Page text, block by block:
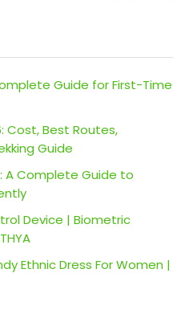
Guide for First-Time
Cost, Best Routes,
Guide
A Complete Guide to
Device | Biometric
Ethnic Dress For Women |